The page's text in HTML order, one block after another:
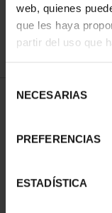
web, quienes
que les haya
partir del uso que
NECESARIAS
PREFERENCIAS
ESTADÍSTICA
1 Productos